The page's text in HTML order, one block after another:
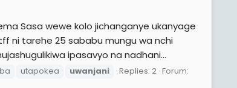
Sasa wewe kolo jichanganye ukanyage
ni tarehe 25 sababu mungu wa nchi
ipasavyo na nadhani...
utapokea uwanjani Replies: 2 Forum: